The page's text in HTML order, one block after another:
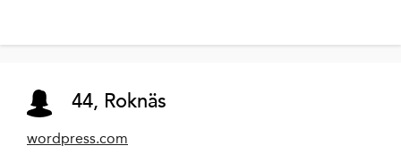
44, Roknäs
wordpress.com